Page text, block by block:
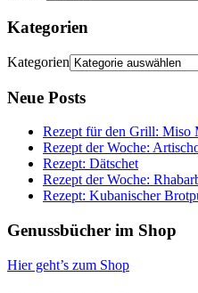
Kategorien
Kategorien
Neue Posts
Rezept für den Grill: Miso
Rezept der Woche:
Rezept: Dätschet
Rezept der Woche:
Rezept: Kubanischer
Genussbücher im Shop
Hier geht’s zum Shop